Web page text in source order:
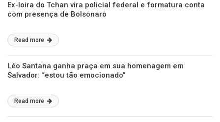
Ex-loira do Tchan vira policial federal e formatura conta
com presença de Bolsonaro
Read more
Léo Santana ganha praça em sua homenagem em
Salvador: “estou tão emocionado”
Read more